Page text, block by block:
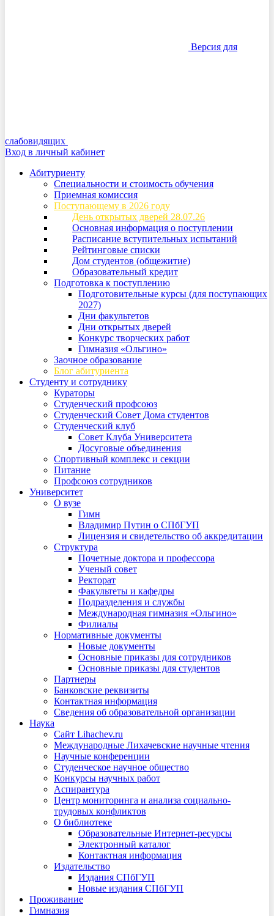
Версия для
слабовидящих
Вход в личный кабинет
Абитуриенту
Специальности и стоимость обучения
Приемная комиссия
Поступающему в 2026 году
День открытых дверей 28.07.26
Основная информация о поступлении
Расписание вступительных испытаний
Рейтинговые списки
Дом студентов (общежитие)
Образовательный кредит
Подготовка к поступлению
Подготовительные курсы (для поступающих
2027)
Дни факультетов
Дни открытых дверей
Конкурс творческих работ
Гимназия «Ольгино»
Заочное образование
Блог абитуриента
Студенту и сотруднику
Кураторы
Студенческий профсоюз
Студенческий Совет Дома студентов
Студенческий клуб
Совет Клуба Университета
Досуговые объединения
Спортивный комплекс и секции
Питание
Профсоюз сотрудников
Университет
О вузе
Гимн
Владимир Путин о СПбГУП
Лицензия и свидетельство об аккредитации
Структура
Почетные доктора и профессора
Ученый совет
Ректорат
Факультеты и кафедры
Подразделения и службы
Международная гимназия «Ольгино»
Филиалы
Нормативные документы
Новые документы
Основные приказы для сотрудников
Основные приказы для студентов
Партнеры
Банковские реквизиты
Контактная информация
Сведения об образовательной организации
Наука
Сайт Lihachev.ru
Международные Лихачевские научные чтения
Научные конференции
Студенческое научное общество
Конкурсы научных работ
Аспирантура
Центр мониторинга и анализа социально-
трудовых конфликтов
О библиотеке
Образовательные Интернет-ресурсы
Электронный каталог
Контактная информация
Издательство
Издания СПбГУП
Новые издания СПбГУП
Проживание
Гимназия